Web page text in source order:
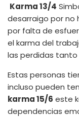
Karma 13/4
desarraigo por no
por falta de
el karma del
las perdidas
Estas personas
incluso pueden
karma 15/6 este
dependencias